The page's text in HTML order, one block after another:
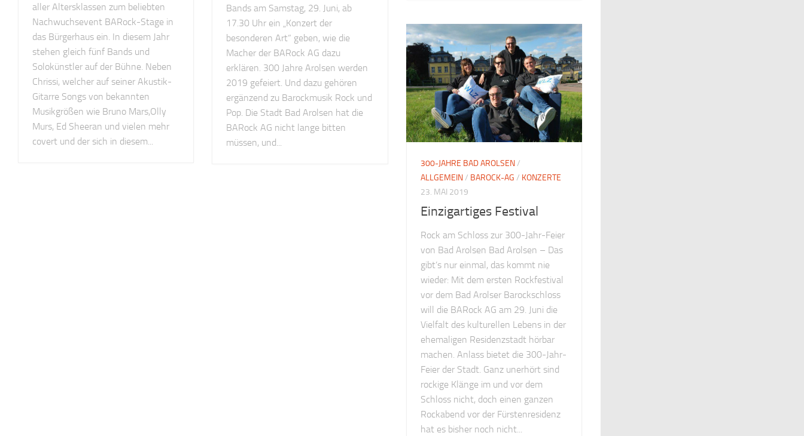
aller Altersklassen zum beliebten
Nachwuchsevent BARock-Stage in
das Bürgerhaus ein. In diesem Jahr
stehen gleich fünf Bands und
Solokünstler auf der Bühne. Neben
Chrissi, welcher auf seiner Akustik-
Gitarre Songs von bekannten
Musikgrößen wie Bruno Mars,Olly
Murs, Ed Sheeran und vielen mehr
covert und der sich in diesem...
Bands am Samstag, 29. Juni, ab
17.30 Uhr ein „Konzert der
besonderen Art“ geben, wie die
Macher der BARock AG dazu
erklären. 300 Jahre Arolsen werden
2019 gefeiert. Und dazu gehören
ergänzend zu Barockmusik Rock und
Pop. Die Stadt Bad Arolsen hat die
BARock AG nicht lange bitten
müssen, und...
300-JAHRE BAD AROLSEN/
ALLGEMEIN/ BAROCK-AG / KONZERTE
23. MAI 2019
Einzigartiges Festival
Rock am Schloss zur 300-Jahr-Feier
von Bad Arolsen Bad Arolsen – Das
gibt’s nur einmal, das kommt nie
wieder: Mit dem ersten Rockfestival
vor dem Bad Arolser Barockschloss
will die BARock AG am 29. Juni die
Vielfalt des kulturellen Lebens in der
ehemaligen Residenzstadt hörbar
machen. Anlass bietet die 300-Jahr-
Feier der Stadt. Ganz unerhört sind
rockige Klänge im und vor dem
Schloss nicht, doch einen ganzen
Rockabend vor der Fürstenresidenz
hat es bisher noch nicht...